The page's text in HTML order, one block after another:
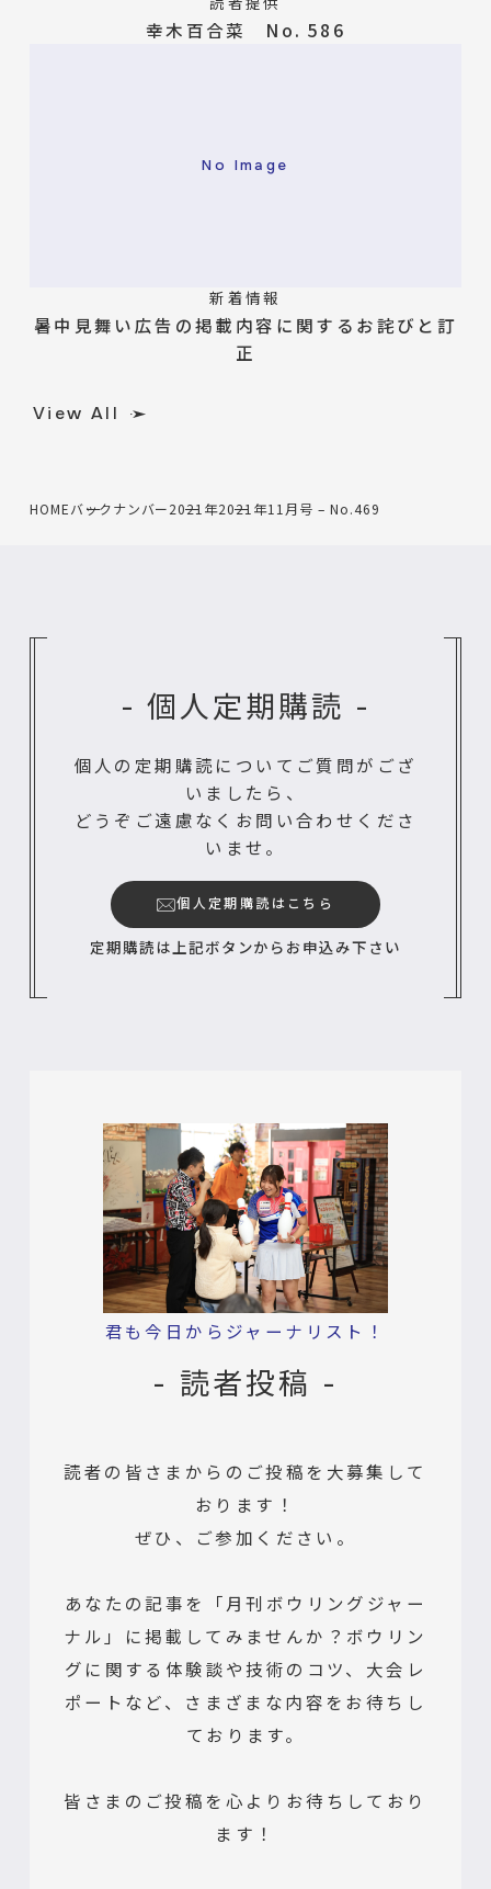
読者提供
幸木百合菜 No. 586
No Image
新着情報
暑中見舞い広告の掲載内容に関するお詫びと訂
正
View All
HOMEバックナンバー2021年2021年11月号 – No.469
- 個人定期購読 -
個人の定期購読についてご質問がござ
いましたら、
どうぞご遠慮なくお問い合わせくださ
いませ。
個人定期購読はこちら
定期購読は上記ボタンからお申込み下さい
君も今日からジャーナリスト！
- 読者投稿 -
読者の皆さまからのご投稿を大募集して
おります！
ぜひ、ご参加ください。
あなたの記事を「月刊ボウリングジャー
ナル」に掲載してみませんか？ボウリン
グに関する体験談や技術のコツ、大会レ
ポートなど、さまざまな内容をお待ちし
ております。
皆さまのご投稿を心よりお待ちしており
ます！